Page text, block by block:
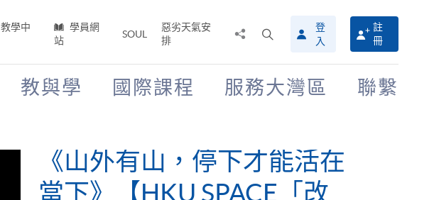
教學中
學員網
站
SOUL
惡劣天氣安
排
搜
尋
介
登
入
註
冊
教與學 國際課程 服務大灣區 聯繫
《山外有山，停下才能活在
當下》【HKU SPACE「改